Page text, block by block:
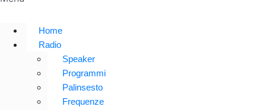
Home
Radio
Speaker
Programmi
Palinsesto
Frequenze